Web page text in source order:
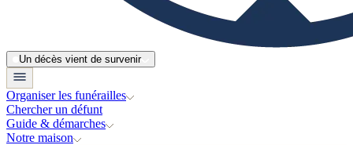
Un décès vient de survenir
Organiser les funérailles
Chercher un défunt
Guide & démarches
Notre maison